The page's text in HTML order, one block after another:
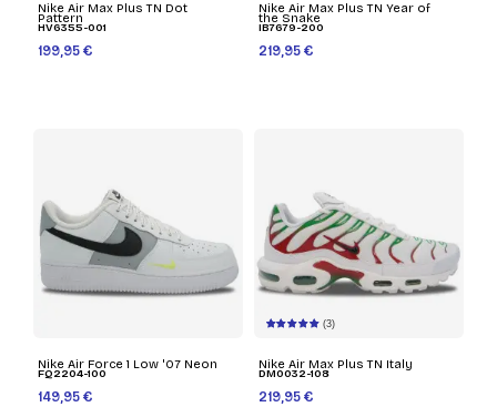
Nike Air Max Plus TN Dot
Pattern
HV6355-001
199,95 €
Nike Air Max Plus TN Year of
the Snake
IB7679-200
219,95 €
Nike Air Force 1 Low '07 Neon
FQ2204-100
149,95 €
(3)
Nike Air Max Plus TN Italy
DM0032-108
219,95 €